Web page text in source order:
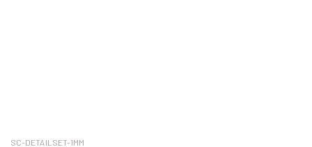
SC-DETAILSET-1MM